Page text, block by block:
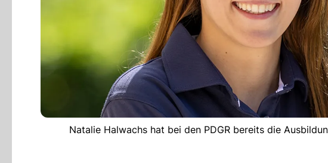
Natalie Halwachs hat bei den PDGR bereits die